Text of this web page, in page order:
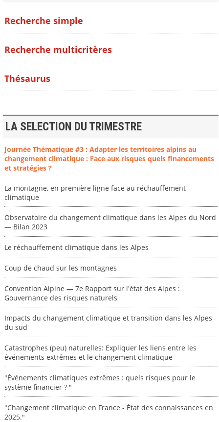
Recherche simple
Recherche multicritères
Thésaurus
LA SELECTION DU TRIMESTRE
Journée Thématique #3 : Adapter les territoires alpins au
changement climatique : Face aux risques quels financements
et stratégies ?
La montagne, en première ligne face au réchauffement
climatique
Observatoire du changement climatique dans les Alpes du Nord
— Bilan 2023
Le réchauffement climatique dans les Alpes
Coup de chaud sur les montagnes
Convention Alpine — 7e Rapport sur l'état des Alpes :
Gouvernance des risques naturels
Impacts du changement climatique et transition dans les Alpes
du sud
Catastrophes (peu) naturelles: Expliquer les liens entre les
événements extrêmes et le changement climatique
"Événements climatiques extrêmes : quels risques pour le
système financier ? "
"Changement climatique en France - État des connaissances en
2025."